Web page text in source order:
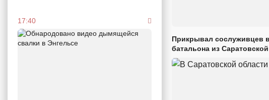
17:40
Прикрывал сослуживцев
батальона из